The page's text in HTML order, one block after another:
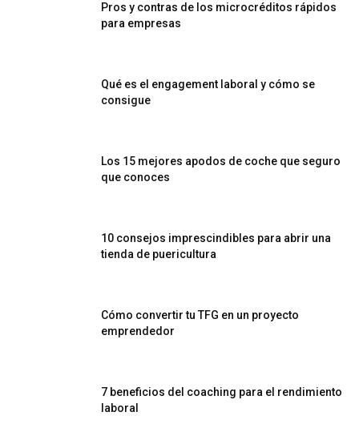
Pros y contras de los microcréditos rápidos
para empresas
Qué es el engagement laboral y cómo se
consigue
Los 15 mejores apodos de coche que seguro
que conoces
10 consejos imprescindibles para abrir una
tienda de puericultura
Cómo convertir tu TFG en un proyecto
emprendedor
7 beneficios del coaching para el rendimiento
laboral